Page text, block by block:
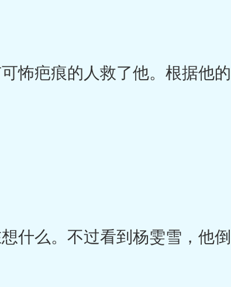
怖疤痕的人救了他。根据他的
什么。不过看到杨雯雪，他倒